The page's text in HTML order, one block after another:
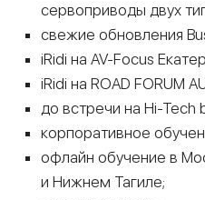
сервоприводы двух
свежие обновления
iRidi на AV-Focus
iRidi на ROAD FORUM
до встречи на Hi-Tech
корпоративное
офлайн обучение в
и Нижнем Тагиле;